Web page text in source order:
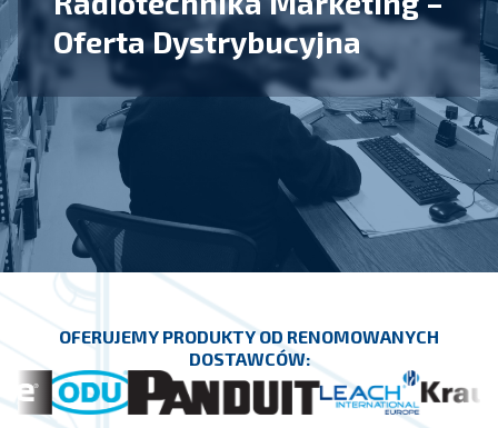
Oferta Dystrybucyjna
OFERUJEMY PRODUKTY OD RENOMOWANYCH
DOSTAWCÓW: